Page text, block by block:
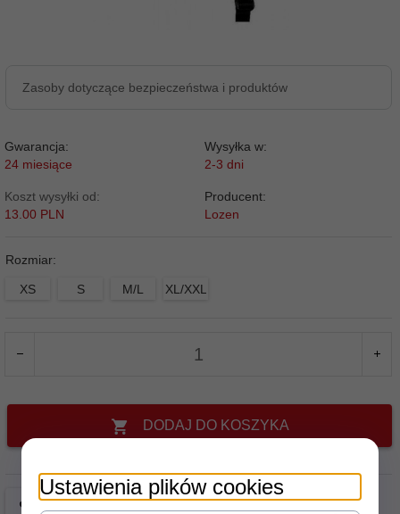
Zasoby dotyczące bezpieczeństwa i produktów
Gwarancja:
24 miesiące
Wysyłka w:
2-3 dni
Koszt wysyłki od:
13.00 PLN
Producent:
Lozen
Rozmiar:
XS S M/L XL/XXL
DODAJ DO KOSZYKA
Ustawienia plików cookies